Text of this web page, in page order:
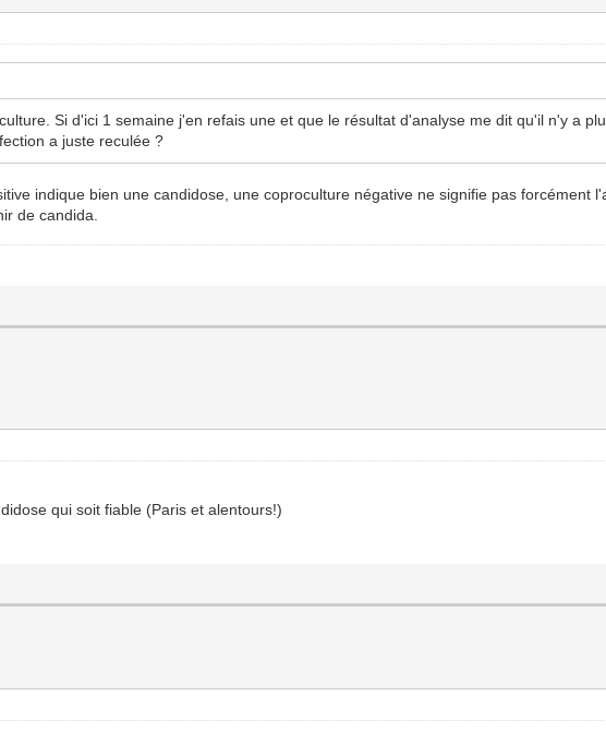
Si d'ici 1 semaine j'en refais une et que le résultat d'analyse me dit qu'il n'y a
a juste reculée ?
indique bien une candidose, une coproculture négative ne signifie pas forcément
de candida.
qui soit fiable (Paris et alentours!)